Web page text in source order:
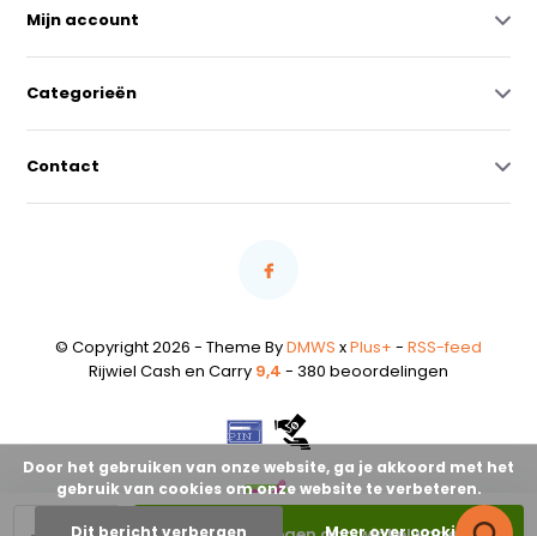
Mijn account
Categorieën
Contact
© Copyright 2026 - Theme ByDMWS xPlus+ - RSS-feed
Rijwiel Cash en Carry 9,4 - 380 beoordelingen
Door het gebruiken van onze website, ga je akkoord met het
gebruik van cookies om onze website te verbeteren.
Dit bericht verbergen Meer over cookies »